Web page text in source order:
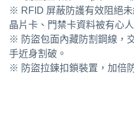
※ RFID 屏蔽防護有效阻絕
晶片卡、門禁卡資料被有心
※ 防盜包面內藏防割鋼線，
手近身割破。
※ 防盜拉鍊扣鎖裝置，加倍